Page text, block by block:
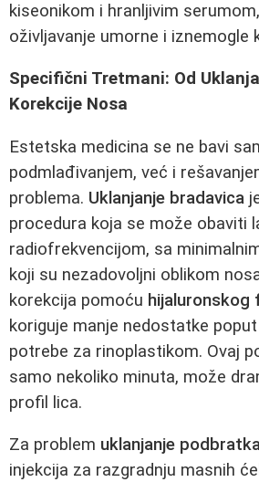
kiseonikom i hranljivim
oživljavanje umorne i iznemogle
Specifični Tretmani: Od
Korekcije Nosa
Estetska medicina se ne bavi
podmlađivanjem, već i
problema. Uklanjanje bradavica
procedura koja se može obaviti
radiofrekvencijom, sa
koji su nezadovoljni oblikom
korekcija pomoću hijaluronskog
koriguje manje nedostatke poput
potrebe za rinoplastikom. Ovaj
samo nekoliko minuta, može
profil lica.
Za problem uklanjanje
injekcija za razgradnju masnih